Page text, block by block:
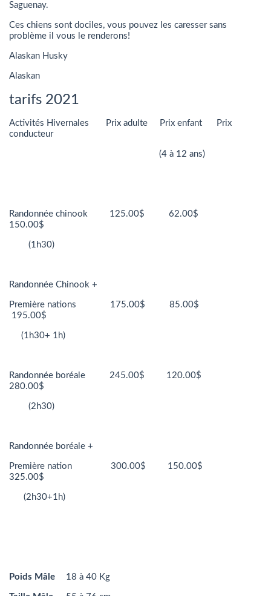
Saguenay.
Ces chiens sont dociles, vous pouvez les caresser sans
problème il vous le renderons!
Alaskan Husky
Alaskan
tarifs 2021
Activités Hivernales Prix adulte Prix enfant Prix
conducteur
(4 à 12 ans)
Randonnée chinook 125.00$ 62.00$
150.00$
(1h30)
Randonnée Chinook +
Première nations 175.00$ 85.00$
195.00$
(1h30+ 1h)
Randonnée boréale 245.00$ 120.00$
280.00$
(2h30)
Randonnée boréale +
Première nation 300.00$ 150.00$
325.00$
(2h30+1h)
Poids Mâle 18 à 40 Kg